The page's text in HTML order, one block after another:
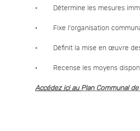
· Détermine les mesures
· Fixe l'organisation
· Définit la mise en œuvre des
· Recense les moyens
Accédez ici au Plan Communal